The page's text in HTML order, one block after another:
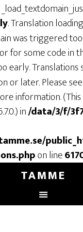
. Translation
was triggered
for some code in
early. Translations
or later. Please see
information.
in/data/3/f/
on line
TAMME